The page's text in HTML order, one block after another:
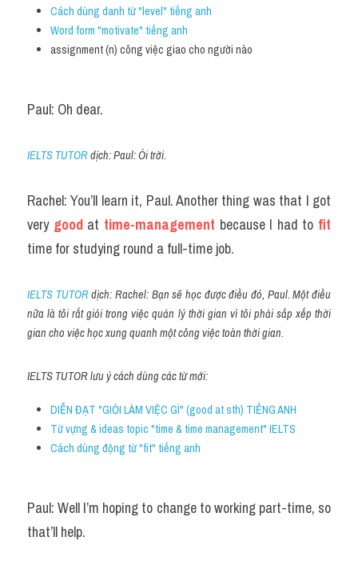
Cách dùng danh từ "level" tiếng anh
Word form "motivate" tiếng anh
assignment (n) công việc giao cho người nào
Paul: Oh dear.
IELTS TUTOR dịch: Paul: Ôi trời.
Rachel: You’ll learn it, Paul. Another thing was that I got
very good at time-management because I had to fit
time for studying round a full-time job.
IELTS TUTOR dịch: Rachel: Bạn sẽ học được điều đó, Paul. Một điều
nữa là tôi rất giỏi trong việc quản lý thời gian vì tôi phải sắp xếp thời
gian cho việc học xung quanh một công việc toàn thời gian.
IELTS TUTOR lưu ý cách dùng các từ mới:
DIỄN ĐẠT "GIỎI LÀM VIỆC GÌ" (good at sth) TIẾNG ANH
Từ vựng & ideas topic "time & time management" IELTS
Cách dùng động từ "fit" tiếng anh
Paul: Well I’m hoping to change to working part-time, so
that’ll help.